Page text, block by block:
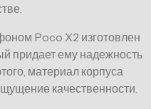
Poco X2 изготовлен
придает ему надежность
материал корпуса
качественности.